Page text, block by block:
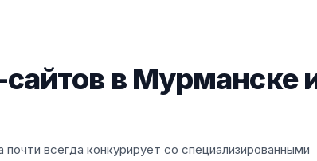
сайтов в Мурманске
почти всегда конкурирует со специализированными